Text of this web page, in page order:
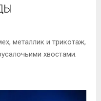
металлик и трикотаж,
хвостами.